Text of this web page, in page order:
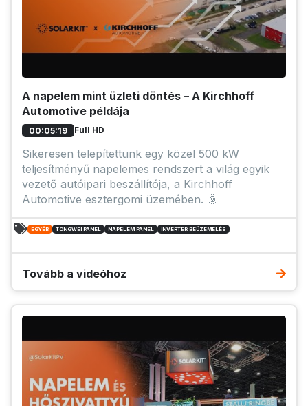
A napelem mint üzleti döntés – A Kirchhoff
Automotive példája
00:05:19 Full HD
Sikeresen telepítettünk egy közel 500 kW
teljesítményű napelemes rendszert a világ egyik
vezető autóipari beszállítója, a Kirchhoff
Automotive esztergomi üzemében. 🌞
EGYÉB TONGWEI PANEL NAPELEM PANEL INVERTER BEÜZEMELÉS
Tovább a videóhoz